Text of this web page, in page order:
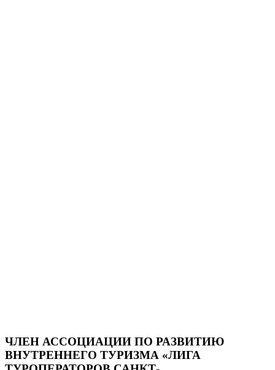
ЧЛЕН АССОЦИАЦИИ ПО РАЗВИТИЮ
ВНУТРЕННЕГО ТУРИЗМА «ЛИГА